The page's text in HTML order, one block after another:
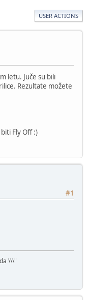
USER ACTIONS
letu. Juče su bili
Rezultate možete
Fly Off :)
#1
\\\"